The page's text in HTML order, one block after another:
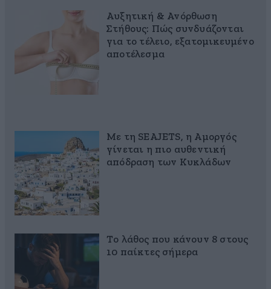
Αυξητική & Ανόρθωση
Στήθους: Πώς συνδυάζονται
για το τέλειο, εξατομικευμένο
αποτέλεσμα
Με τη SEAJETS, η Αμοργός
γίνεται η πιο αυθεντική
απόδραση των Κυκλάδων
Το λάθος που κάνουν 8 στους
10 παίκτες σήμερα